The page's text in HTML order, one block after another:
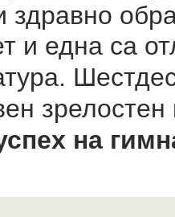
здравно
и една са
зрелостен
на